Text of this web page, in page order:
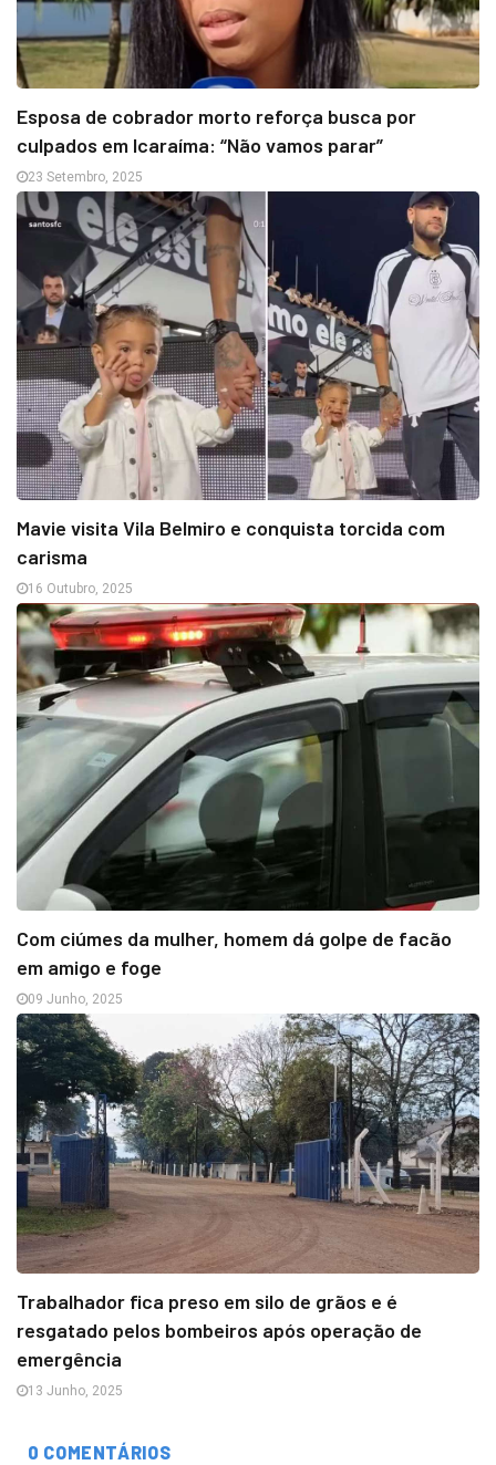
Esposa de cobrador morto reforça busca por
culpados em Icaraíma: “Não vamos parar”
23 Setembro, 2025
Mavie visita Vila Belmiro e conquista torcida com
carisma
16 Outubro, 2025
Com ciúmes da mulher, homem dá golpe de facão
em amigo e foge
09 Junho, 2025
Trabalhador fica preso em silo de grãos e é
resgatado pelos bombeiros após operação de
emergência
13 Junho, 2025
0 COMENTÁRIOS